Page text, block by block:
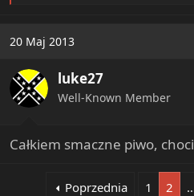
t
o
n
s
20 Maj 2013
luke27
Well-Known Member
Całkiem smaczne piwo,
Poprzednia 1 2